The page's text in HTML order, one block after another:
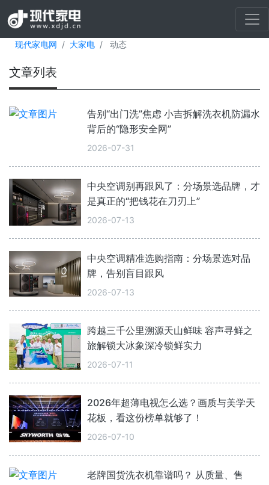
现代家电网 大家电 动态
文章列表
告别“出门洗”焦虑 小吉拆解洗衣机防漏水
背后的“隐形安全网”
2026-07-31
中央空调别再跟风了：分场景选品牌，才
是真正的“把钱花在刀刃上”
2026-07-13
中央空调精准选购指南：分场景选对品
牌，告别盲目跟风
2026-07-13
跨越三千公里溯源天山鲜味 容声寻鲜之
旅解锁大冰象深冷锁鲜实力
2026-07-11
2026年超薄电视怎么选？画质与美学天
花板，看这份榜单就够了！
2026-07-10
老牌国货洗衣机靠谱吗？ 从质量、售